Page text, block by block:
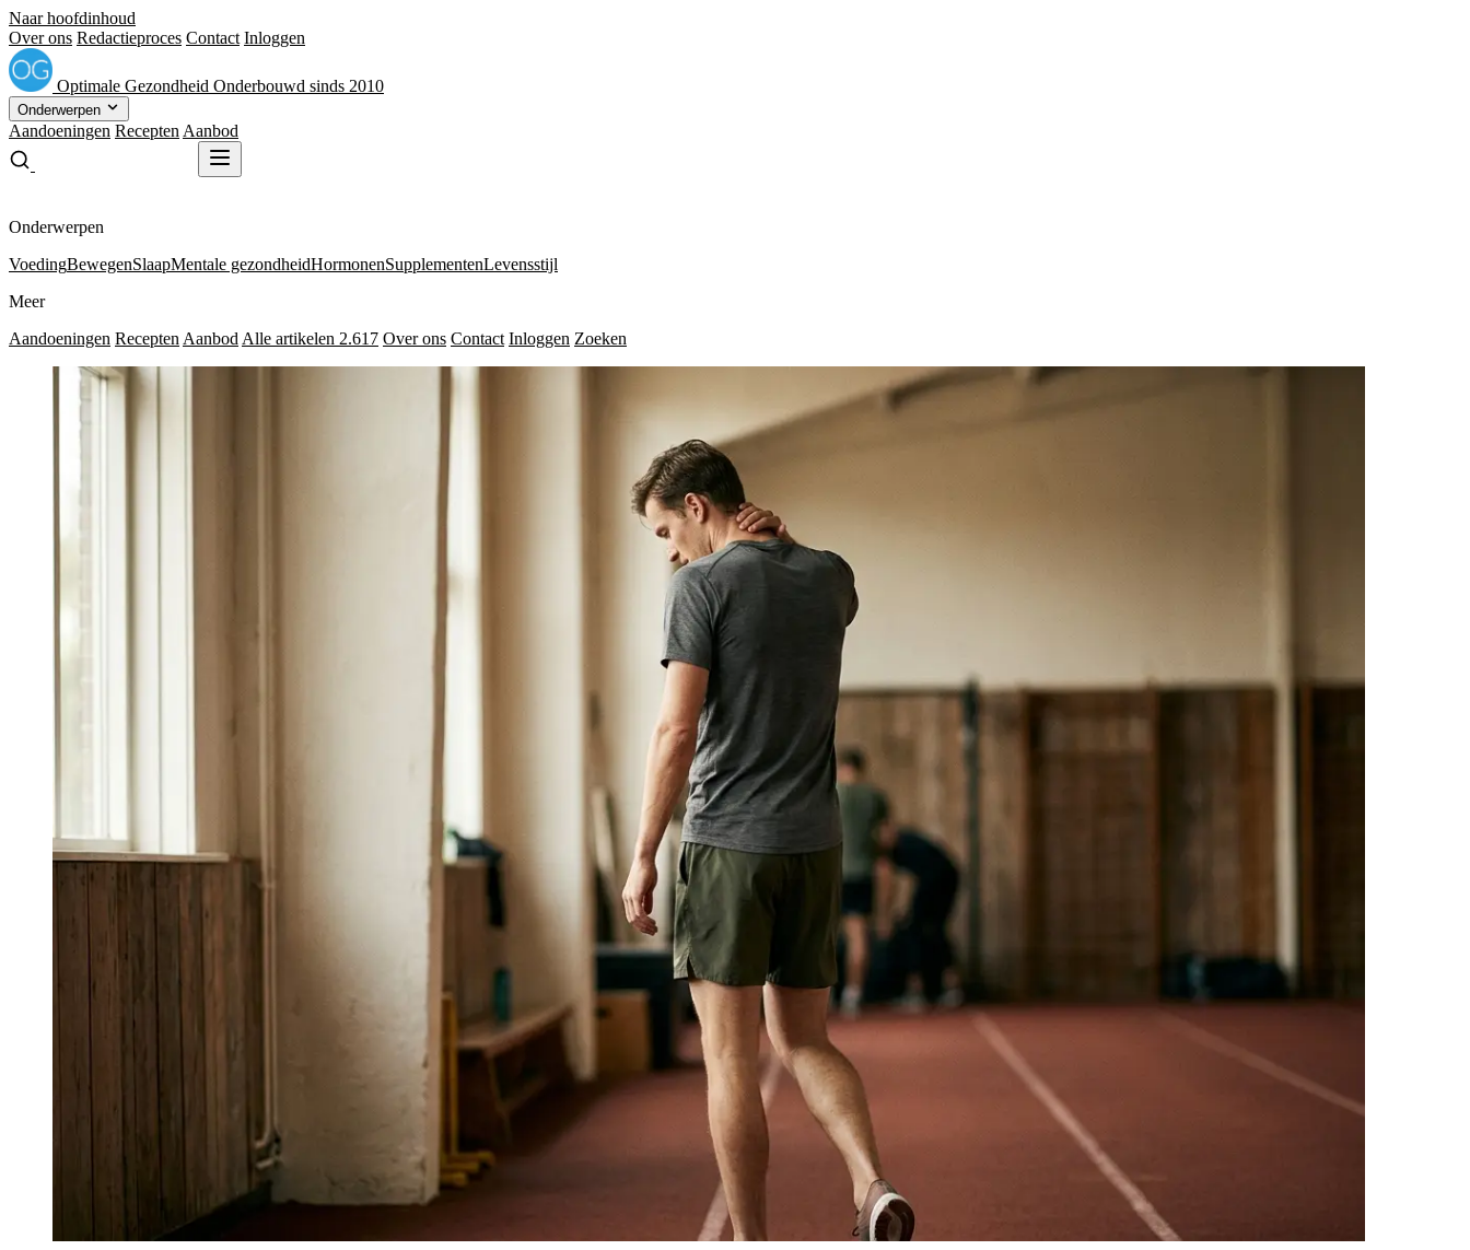
Naar hoofdinhoud
Over ons Redactieproces Contact Inloggen
Optimale Gezondheid Onderbouwd sinds 2010
Onderwerpen
Aandoeningen Recepten Aanbod
Onderwerpen
VoedingBewegenSlaapMentale gezondheidHormonenSupplementenLevensstijl
Meer
Aandoeningen Recepten Aanbod Alle artikelen 2.617 Over ons Contact Inloggen Zoeken